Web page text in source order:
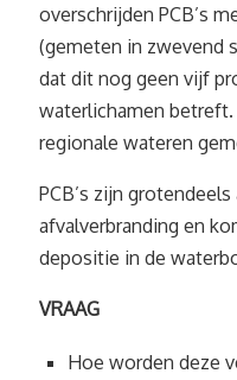
overschrijden PCB’s
(gemeten in zwevend
dat dit nog geen vijf
waterlichamen betreft.
regionale wateren
PCB’s zijn
afvalverbranding en
depositie in de
VRAAG
Hoe worden deze